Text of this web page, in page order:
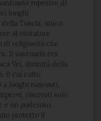
rupestre di
luoghi
Tuscia, unico
al visitatore
di religiosità che
Il santuario era
Vei, divinità della
il cui culto
a luoghi nascosti,
riservati solo
e un poderoso
protetto il